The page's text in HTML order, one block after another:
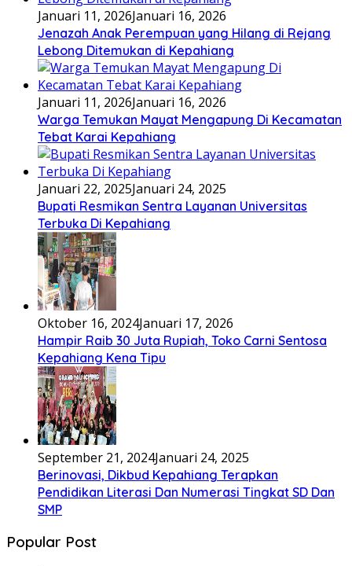
Januari 11, 2026Januari 16, 2026
Jenazah Anak Perempuan yang Hilang di Rejang
Lebong Ditemukan di Kepahiang
Januari 11, 2026Januari 16, 2026
Warga Temukan Mayat Mengapung Di Kecamatan
Tebat Karai Kepahiang
Januari 22, 2025Januari 24, 2025
Bupati Resmikan Sentra Layanan Universitas
Terbuka Di Kepahiang
Oktober 16, 2024Januari 17, 2026
Hampir Raib 30 Juta Rupiah, Toko Carni Sentosa
Kepahiang Kena Tipu
September 21, 2024Januari 24, 2025
Berinovasi, Dikbud Kepahiang Terapkan
Pendidikan Literasi Dan Numerasi Tingkat SD Dan
SMP
Popular Post